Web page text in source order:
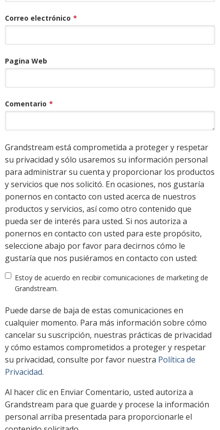
Correo electrónico *
Pagina Web
Comentario *
Grandstream está comprometida a proteger y respetar
su privacidad y sólo usaremos su información personal
para administrar su cuenta y proporcionar los productos
y servicios que nos solicitó. En ocasiones, nos gustaría
ponernos en contacto con usted acerca de nuestros
productos y servicios, así como otro contenido que
pueda ser de interés para usted. Si nos autoriza a
ponernos en contacto con usted para este propósito,
seleccione abajo por favor para decirnos cómo le
gustaría que nos pusiéramos en contacto con usted:
Estoy de acuerdo en recibir comunicaciones de marketing de
Grandstream.
Puede darse de baja de estas comunicaciones en
cualquier momento. Para más información sobre cómo
cancelar su suscripción, nuestras prácticas de privacidad
y cómo estamos comprometidos a proteger y respetar
su privacidad, consulte por favor nuestra Política de
Privacidad.
Al hacer clic en Enviar Comentario, usted autoriza a
Grandstream para que guarde y procese la información
personal arriba presentada para proporcionarle el